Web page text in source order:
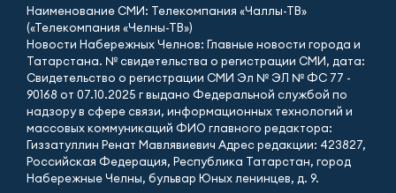
Наименование СМИ: Телекомпания «Чаллы-ТВ»
(«Телекомпания «Челны-ТВ»)
Новости Набережных Челнов: Главные новости города и
Татарстана. № свидетельства о регистрации СМИ, дата:
Свидетельство о регистрации СМИ Эл № ЭЛ № ФС 77 -
90168 от 07.10.2025 г выдано Федеральной службой по
надзору в сфере связи, информационных технологий и
массовых коммуникаций ФИО главного редактора:
Гиззатуллин Ренат Мавлявиевич Адрес редакции: 423827,
Российская Федерация, Республика Татарстан, город
Набережные Челны, бульвар Юных ленинцев, д. 9.